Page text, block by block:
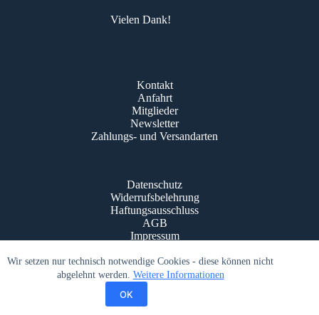
Wir setzen nur technisch notwendige Cookies - diese können nicht
abgelehnt werden. Weitere Informationen
OK
Vielen Dank!
Kontakt
Anfahrt
Mitglieder
Newsletter
Zahlungs- und Versandarten
Datenschutz
Widerrufsbelehrung
Haftungsausschluss
AGB
Impressum
Powered by